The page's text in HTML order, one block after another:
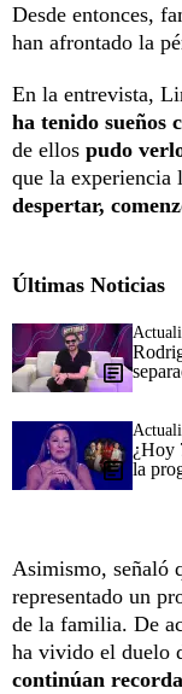
Desde entonces,
han afrontado la
En la entrevista,
ha tenido sueños
de ellos pudo
que la experiencia
despertar,
Últimas Noticias
¿Hoy
la
Asimismo, señaló
representado un
de la familia. De
ha vivido el duelo
continúan